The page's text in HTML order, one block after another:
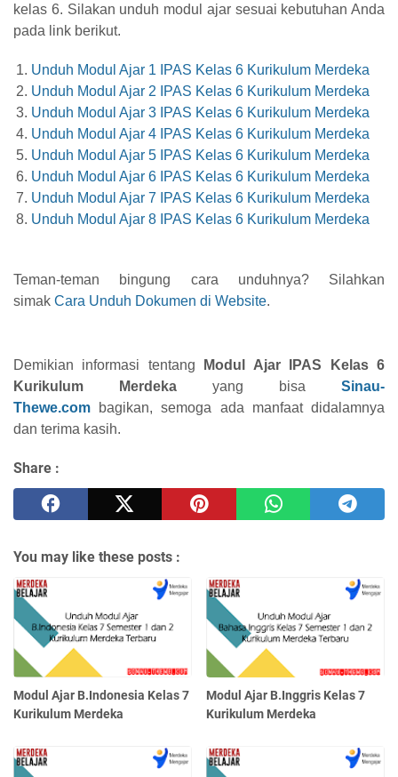
kelas 6. Silakan unduh modul ajar sesuai kebutuhan Anda
pada link berikut.
Unduh Modul Ajar 1 IPAS Kelas 6 Kurikulum Merdeka
Unduh Modul Ajar 2 IPAS Kelas 6 Kurikulum Merdeka
Unduh Modul Ajar 3 IPAS Kelas 6 Kurikulum Merdeka
Unduh Modul Ajar 4 IPAS Kelas 6 Kurikulum Merdeka
Unduh Modul Ajar 5 IPAS Kelas 6 Kurikulum Merdeka
Unduh Modul Ajar 6 IPAS Kelas 6 Kurikulum Merdeka
Unduh Modul Ajar 7 IPAS Kelas 6 Kurikulum Merdeka
Unduh Modul Ajar 8 IPAS Kelas 6 Kurikulum Merdeka
Teman-teman bingung cara unduhnya? Silahkan
simak Cara Unduh Dokumen di Website.
Demikian informasi tentang
Modul Ajar IPAS Kelas 6
Kurikulum Merdeka yang bisa Sinau-
Thewe.com bagikan, semoga ada manfaat didalamnya
dan terima kasih.
Share :
You may like these posts :
Modul Ajar B.Indonesia Kelas 7
Kurikulum Merdeka
Modul Ajar B.Inggris Kelas 7
Kurikulum Merdeka